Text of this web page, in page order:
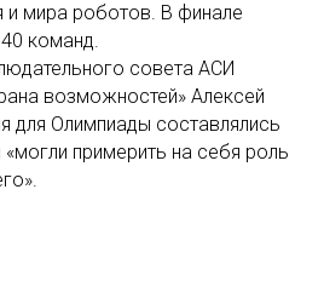
и мира роботов. В финале
команд.
совета АСИ
возможностей» Алексей
для Олимпиады составлялись
примерить на себя роль